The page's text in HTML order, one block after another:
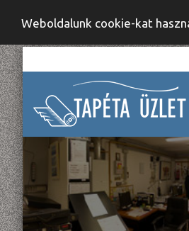
Weboldalunk cookie-kat